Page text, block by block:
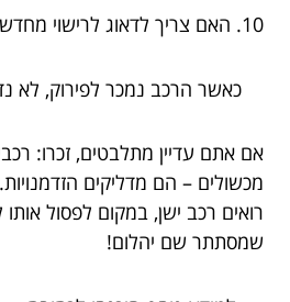
10. האם צריך לדאוג לרישוי מחדש?
כאשר הרכב נמכר לפירוק, לא
אם אתם עדיין מתלבטים, זכרו:
מכשולים – הם מדליקים
רואים רכב ישן, במקום לפסול אותו
שמסתתר שם יהלום!